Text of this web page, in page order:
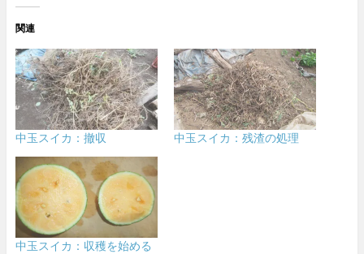
関連
中玉スイカ：撤収 中玉スイカ：残渣の処理
中玉スイカ：収穫を始める